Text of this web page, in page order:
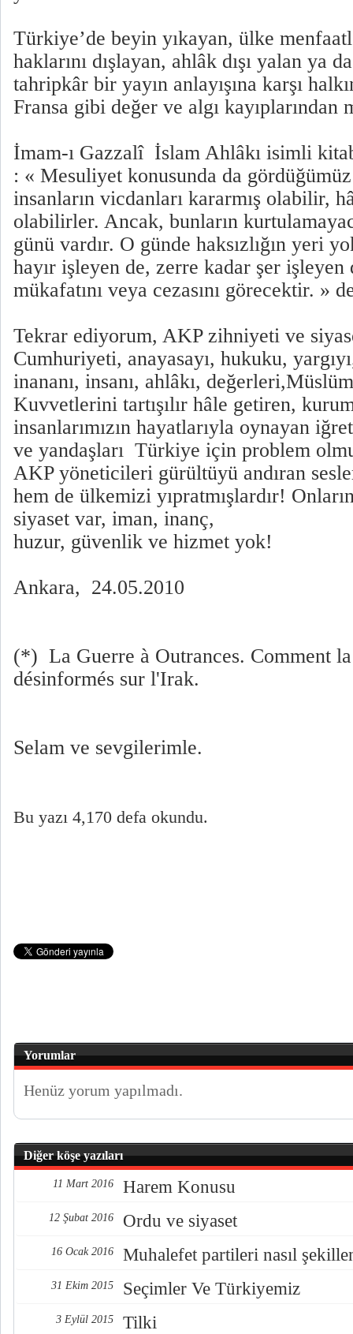
Türkiye’de beyin yıkayan, ülke
haklarını dışlayan, ahlâk dışı yalan ya
tahripkâr bir yayın anlayışına karşı
Fransa gibi değer ve algı kayıplarından
İmam-ı Gazzalî İslam Ahlâkı isimli
: « Mesuliyet konusunda da
insanların vicdanları kararmış olabilir,
olabilirler. Ancak, bunların
günü vardır. O günde haksızlığın yeri
hayır işleyen de, zerre kadar şer
mükafatını veya cezasını görecektir. »
Tekrar ediyorum, AKP zihniyeti ve
Cumhuriyeti, anayasayı, hukuku,
inananı, insanı, ahlâkı,
Kuvvetlerini tartışılır hâle getiren,
insanlarımızın hayatlarıyla oynayan
ve yandaşları Türkiye için problem
AKP yöneticileri gürültüyü andıran
hem de ülkemizi yıpratmışlardır!
siyaset var, iman, inanç,
huzur, güvenlik ve hizmet yok!
Ankara, 24.05.2010
(*) La Guerre à Outrances. Comment la
désinformés sur l'Irak.
Selam ve sevgilerimle.
Bu yazı 4,170 defa okundu.
Yorumlar
Henüz yorum yapılmadı.
Diğer köşe yazıları
11 Mart 2016 Harem Konusu
12 Şubat 2016 Ordu ve siyaset
16 Ocak 2016 Muhalefet partileri nasıl
31 Ekim 2015 Seçimler Ve Türkiyemiz
3 Eylül 2015 Tilki